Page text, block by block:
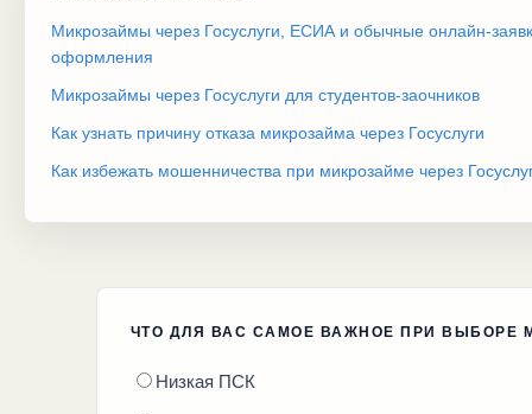
Микрозаймы через Госуслуги, ЕСИА и обычные онлайн-
оформления
Микрозаймы через Госуслуги для студентов-заочников
Как узнать причину отказа микрозайма через Госуслуги
Как избежать мошенничества при микрозайме через
ЧТО ДЛЯ ВАС САМОЕ ВАЖНОЕ ПРИ ВЫБОРЕ
Низкая ПСК